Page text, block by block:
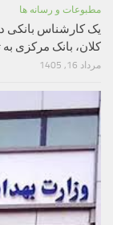
مطبوعات و رسانه ها
یک کارشناس بانکی
کلان، بانک مرکزی
مرداد 16, 1405